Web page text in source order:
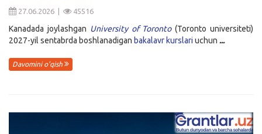
27.06.2026 | 45516
Kanadada joylashgan University of Toronto(Toronto universiteti)
2027-yil sentabrda boshlanadigan bakalavr kurslari uchun ...
Davomini o'qish